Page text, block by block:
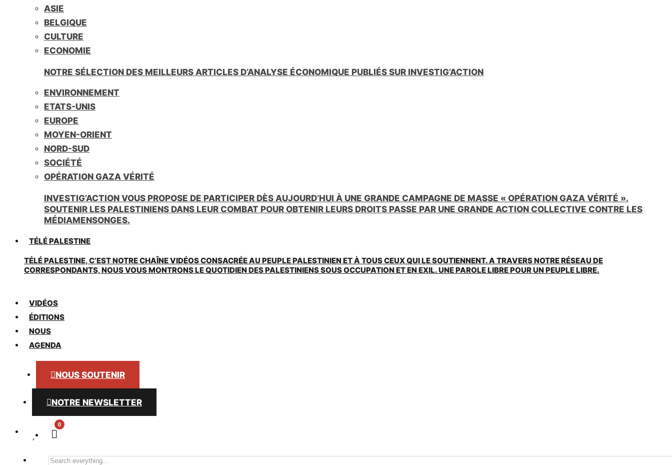
ASIE
BELGIQUE
CULTURE
ECONOMIE
NOTRE SÉLECTION DES MEILLEURS ARTICLES D’ANALYSE ÉCONOMIQUE PUBLIÉS SUR INVESTIG’ACTION
ENVIRONNEMENT
ETATS-UNIS
EUROPE
MOYEN-ORIENT
NORD-SUD
SOCIÉTÉ
OPÉRATION GAZA VÉRITÉ
INVESTIG’ACTION VOUS PROPOSE DE PARTICIPER DÈS AUJOURD’HUI À UNE GRANDE CAMPAGNE DE MASSE « OPÉRATION GAZA VÉRITÉ ».
SOUTENIR LES PALESTINIENS DANS LEUR COMBAT POUR OBTENIR LEURS DROITS PASSE PAR UNE GRANDE ACTION COLLECTIVE CONTRE LES
MÉDIAMENSONGES.
TÉLÉ PALESTINE
TÉLÉ PALESTINE, C’EST NOTRE CHAÎNE VIDÉOS CONSACRÉE AU PEUPLE PALESTINIEN ET À TOUS CEUX QUI LE SOUTIENNENT. A TRAVERS NOTRE RÉSEAU DE
CORRESPONDANTS, NOUS VOUS MONTRONS LE QUOTIDIEN DES PALESTINIENS SOUS OCCUPATION ET EN EXIL. UNE PAROLE LIBRE POUR UN PEUPLE LIBRE.
VIDÉOS
ÉDITIONS
NOUS
AGENDA
NOUS SOUTENIR
NOTRE NEWSLETTER
0
Search